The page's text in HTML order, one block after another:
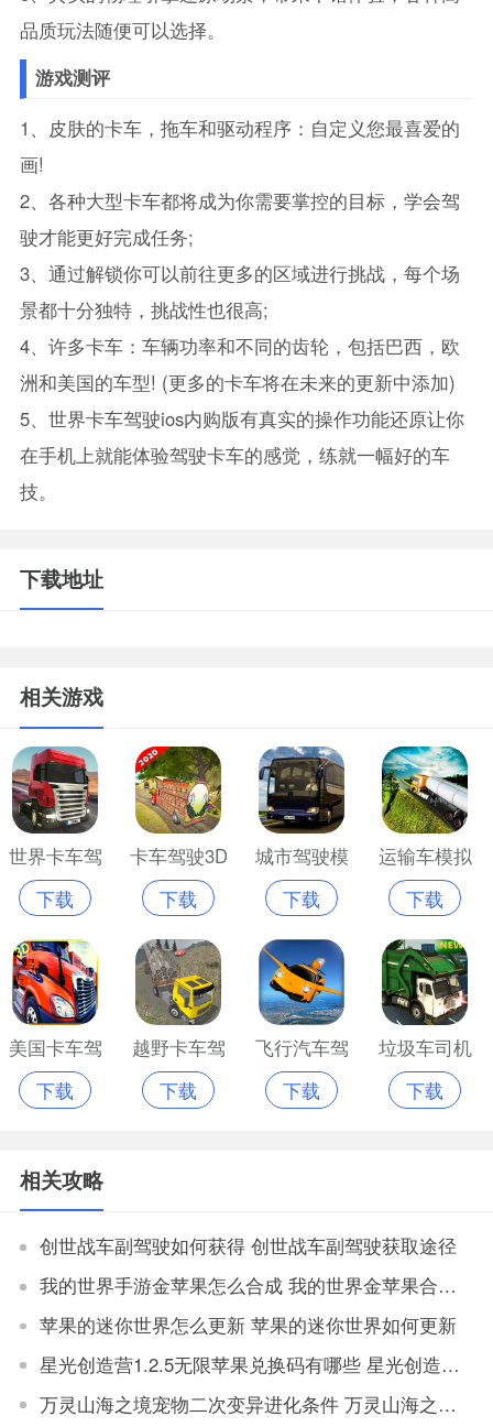
品质玩法随便可以选择。
游戏测评
1、皮肤的卡车，拖车和驱动程序：自定义您最喜爱的
画!
2、各种大型卡车都将成为你需要掌控的目标，学会驾
驶才能更好完成任务;
3、通过解锁你可以前往更多的区域进行挑战，每个场
景都十分独特，挑战性也很高;
4、许多卡车：车辆功率和不同的齿轮，包括巴西，欧
洲和美国的车型! (更多的卡车将在未来的更新中添加)
5、世界卡车驾驶ios内购版有真实的操作功能还原让你
在手机上就能体验驾驶卡车的感觉，练就一幅好的车
技。
下载地址
相关游戏
世界卡车驾
驶模拟器
ios2022版本
下载
卡车驾驶3D
苹果版免费
版
下载
城市驾驶模
拟器游戏无
限金币版
下载
运输车模拟
器无限金币
版苹果版
下载
美国卡车驾
驶模拟器
机版
下载
越野卡车驾
驶手游苹果
下载
飞行汽车驾
驶2022苹果
下载
垃圾车司机
卡车模拟苹
下载
相关攻略
创世战车副驾驶如何获得 创世战车副驾驶获取途径
我的世界手游金苹果怎么合成 我的世界金苹果合成配方
苹果的迷你世界怎么更新 苹果的迷你世界如何更新
星光创造营1.2.5无限苹果兑换码有哪些 星光创造营1.2.5无限苹果兑换码合集
万灵山海之境宠物二次变异进化条件 万灵山海之境宠物二次变异属性对比